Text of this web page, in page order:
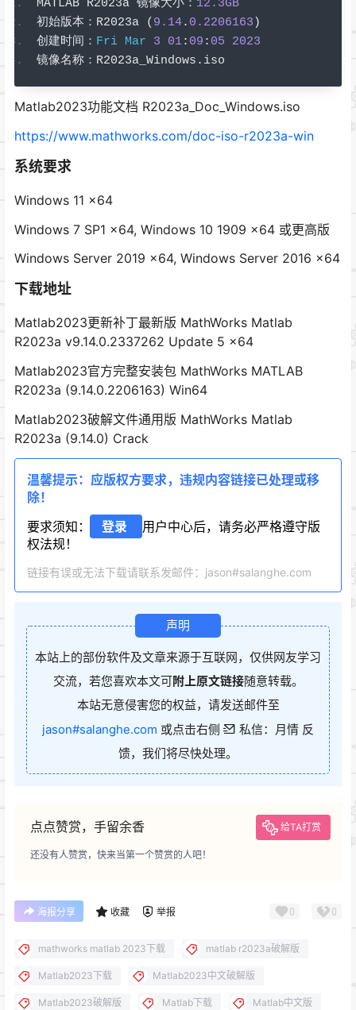
MATLAB R2023a 镜像大小： 12.3GB
初始版本： R2023a ( 9.14. 0.2206163 )
创建时间： Fri Mar 3 01: 09 : 05
2023
镜像名称： R2023a_Windows . iso
Matlab2023功能文档 R2023a_Doc_Windows.iso
https://www.mathworks.com/doc-iso-r2023a-win
系统要求
Windows 11 x64
Windows 7 SP1 x64, Windows 10 1909 x64 或更高版
Windows Server 2019 x64, Windows Server 2016 x64
下载地址
Matlab2023更新补丁最新版 MathWorks Matlab
R2023a v9.14.0.2337262 Update 5 x64
Matlab2023官方完整安装包 MathWorks MATLAB
R2023a (9.14.0.2206163) Win64
Matlab2023破解文件通用版 MathWorks Matlab
R2023a (9.14.0) Crack
温馨提示：应版权方要求，违规内容链接已处理或移
除！
要求须知：
登录
用户中心后，请务必严格遵守版
权法规！
链接有误或无法下载请联系发邮件：jason#salanghe.com
声明
本站上的部份软件及文章来源于互联网，仅供网友学习
交流，若您喜欢本文可附上原文链接随意转载。
本站无意侵害您的权益，请发送邮件至
jason#salanghe.com 或点击右侧
私信：月情 反
馈，我们将尽快处理。
点点赞赏，手留余香 给TA打赏
还没有人赞赏，快来当第一个赞赏的人吧！
海报分享 收藏 举报 0 0
mathworks matlab 2023下载 matlab r2023a破解版
Matlab2023下载 Matlab2023中文破解版
Matlab2023破解版 Matlab下载 Matlab中文版